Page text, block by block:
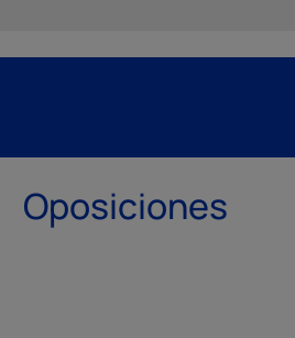
Oposiciones